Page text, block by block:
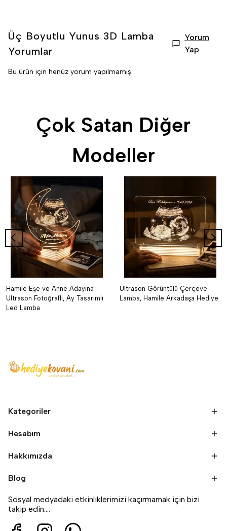
Üç Boyutlu Yunus 3D Lamba
Yorumlar
Yorum
Yap
Bu ürün için henüz yorum yapılmamış.
Çok Satan Diğer
Modeller
Hamile Eşe ve Anne Adayına
Ultrason Fotoğraflı, Ay Tasarımlı
Led Lamba
Ultrason Görüntülü Çerçeve
Lamba, Hamile Arkadaşa Hediye
Kategoriler
Hesabım
Hakkımızda
Blog
Sosyal medyadaki etkinliklerimizi kaçırmamak için bizi
takip edin....